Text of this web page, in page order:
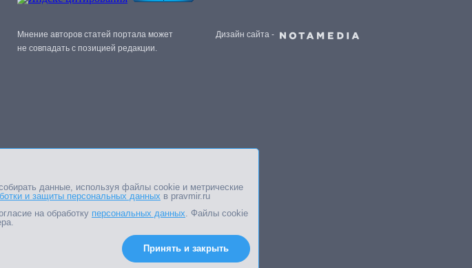
Мнение авторов статей портала может
не совпадать с позицией редакции.
Дизайн сайта -
данные, используя файлы cookie и метрические
и защиты персональных данных в pravmir.ru
на обработку персональных данных. Файлы cookie
Принять и закрыть